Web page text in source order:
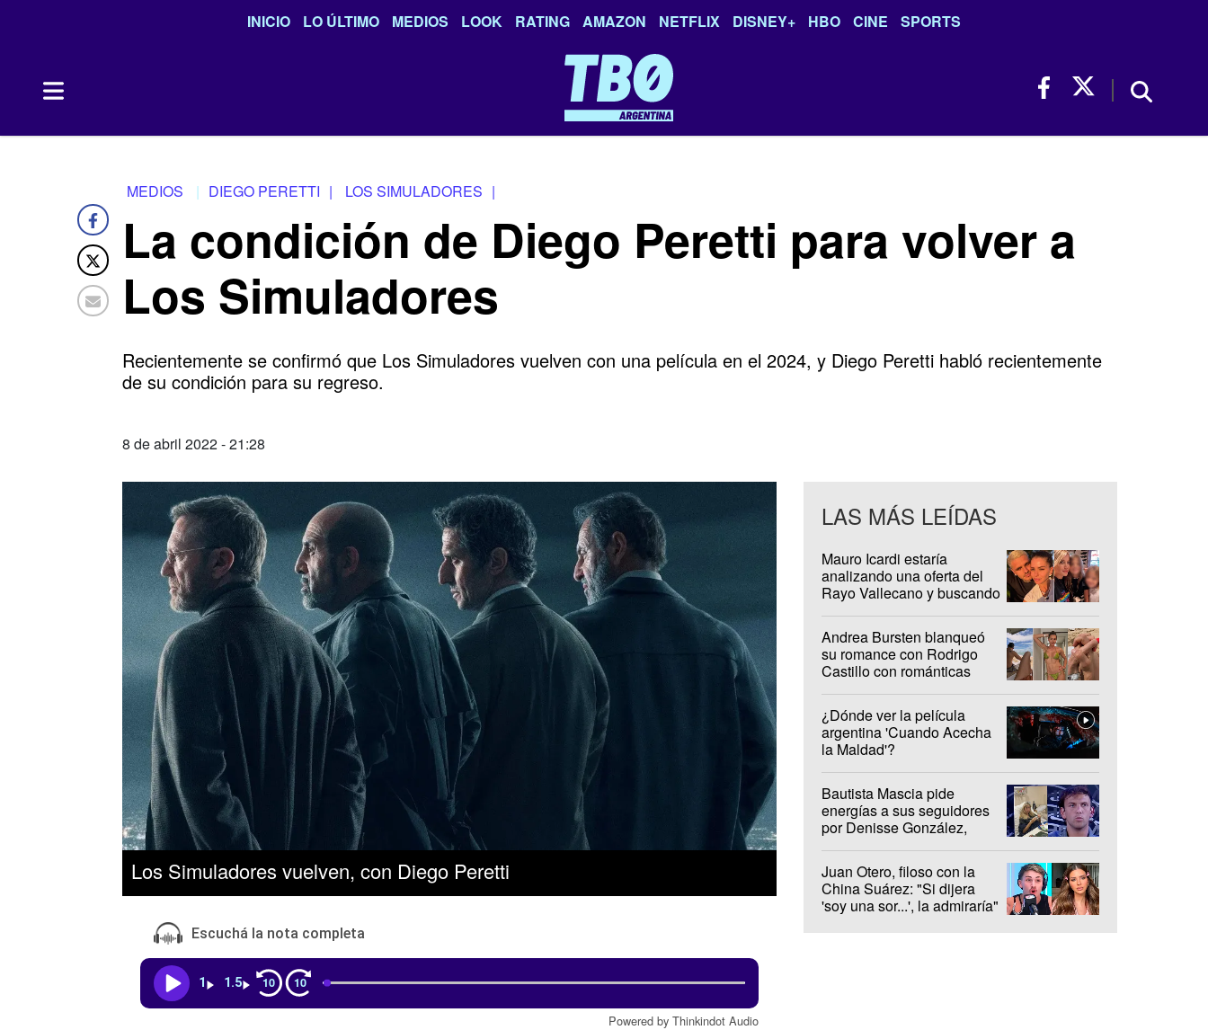
INICIO LO ÚLTIMO MEDIOS LOOK RATING AMAZON NETFLIX DISNEY+ HBO CINE SPORTS
MEDIOS DIEGO PERETTI | LOS SIMULADORES |
La condición de Diego Peretti para volver a
Los Simuladores
Recientemente se confirmó que Los Simuladores vuelven con una película en el 2024, y Diego Peretti habló recientemente
de su condición para su regreso.
8 de abril 2022 - 21:28
Los Simuladores vuelven, con Diego Peretti
Escuchá la nota completa
1 1.5 10 10
Powered by Thinkindot Audio
LAS MÁS LEÍDAS
Mauro Icardi estaría
analizando una oferta del
Rayo Vallecano y buscando
Andrea Bursten blanqueó
su romance con Rodrigo
Castillo con románticas
¿Dónde ver la película
argentina 'Cuando Acecha
la Maldad'?
Bautista Mascia pide
energías a sus seguidores
por Denisse González,
Juan Otero, filoso con la
China Suárez: "Si dijera
'soy una sor...', la admiraría"